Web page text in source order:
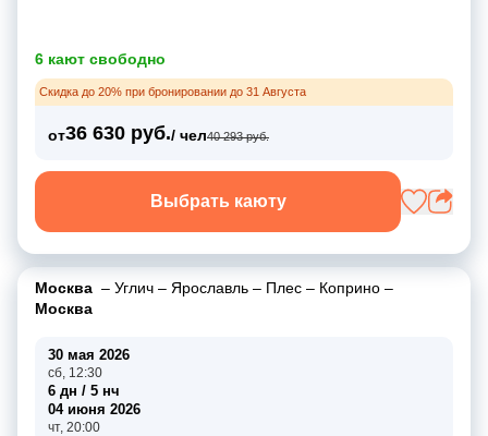
6 кают свободно
Скидка до 20% при бронировании до 31 Августа
от36 630 руб./ чел40 293 руб.
Выбрать каюту
Москва – Углич – Ярославль – Плес – Коприно –
Москва
30 мая 2026
сб, 12:30
6 дн / 5 нч
04 июня 2026
чт, 20:00